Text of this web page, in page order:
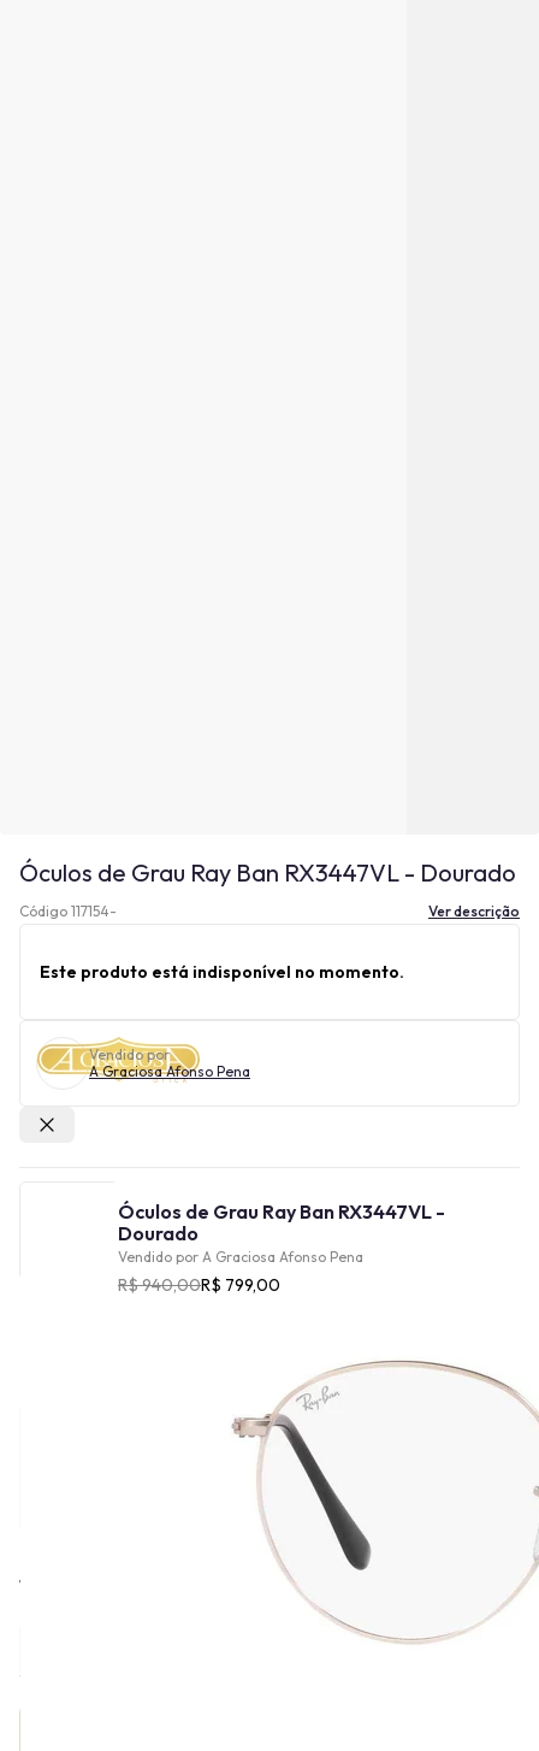
Óculos de Grau Ray Ban RX3447VL - Dourado
Código 117154- Ver descrição
Este produto está indisponível no momento.
Vendido por
A Graciosa Afonso Pena
Óculos de Grau Ray Ban RX3447VL -
Dourado
Vendido por A Graciosa Afonso Pena
R$ 940,00R$ 799,00
Tamanho